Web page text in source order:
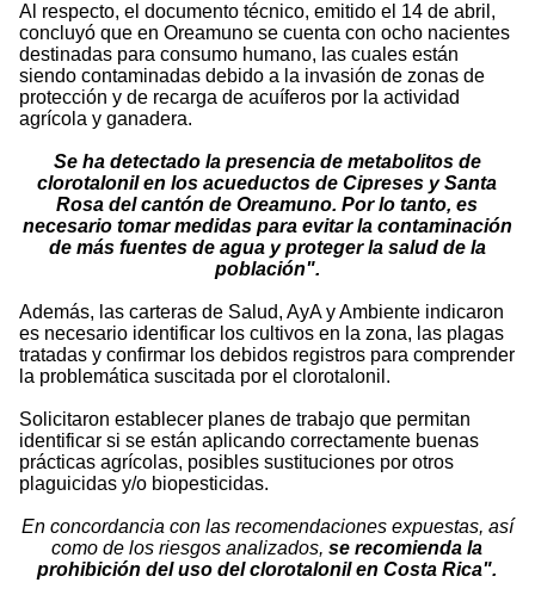
Al respecto, el documento técnico, emitido el 14 de abril,
concluyó que en Oreamuno se cuenta con ocho nacientes
destinadas para consumo humano, las cuales están
siendo contaminadas debido a la invasión de zonas de
protección y de recarga de acuíferos por la actividad
agrícola y ganadera.
Se ha detectado la presencia de metabolitos de
clorotalonil en los acueductos de Cipreses y Santa
Rosa del cantón de Oreamuno. Por lo tanto, es
necesario tomar medidas para evitar la contaminación
de más fuentes de agua y proteger la salud de la
población".
Además, las carteras de Salud, AyA y Ambiente indicaron
es necesario identificar los cultivos en la zona, las plagas
tratadas y confirmar los debidos registros para comprender
la problemática suscitada por el clorotalonil.
Solicitaron establecer planes de trabajo que permitan
identificar si se están aplicando correctamente buenas
prácticas agrícolas, posibles sustituciones por otros
plaguicidas y/o biopesticidas.
En concordancia con las recomendaciones expuestas, así
como de los riesgos analizados,se recomienda la
prohibición del uso del clorotalonil en Costa Rica".